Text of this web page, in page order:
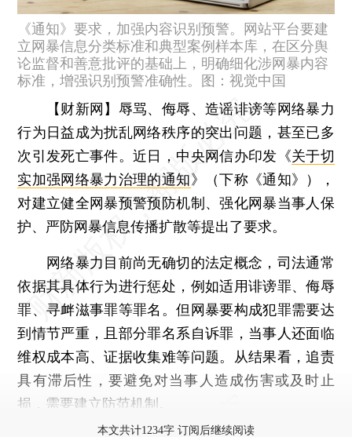
《通知》要求，加强内容识别预警。网站平台要建
立网暴信息分类标准和典型案例样本库，在区分舆
论监督和善意批评的基础上，明确细化涉网暴内容
标准，增强识别预警准确性。图：视觉中国
【财新网】 辱骂、侮辱、造谣诽谤等网络暴力
行为日益成为扰乱网络秩序的突出问题，甚至已多
次引发死亡事件。近日，中央网信办印发《关于切
实加强网络暴力治理的通知》（下称《通知》），
对建立健全网暴预警预防机制、强化网暴当事人保
护、严防网暴信息传播扩散等提出了要求。
网络暴力目前尚无确切的法定概念，司法通常
依据其具体行为进行惩处，例如适用诽谤罪、侮辱
罪、寻衅滋事罪等罪名。但网暴要构成犯罪需要达
到情节严重，且部分罪名系自诉罪，当事人还面临
维权成本高、证据收集难等问题。从结果看，追责
具有滞后性，要避免对当事人造成伤害或及时止
损，需要建立防范机制。
本文共计1234字 订阅后继续阅读